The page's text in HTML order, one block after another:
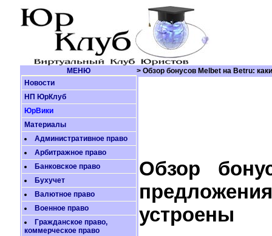
МЕНЮ
> Обзор бонусов Melbet на Betru:
Новости
НП ЮрКлуб
ЮрВики
Материалы
Административное право
Арбитражное право
Банковское право
Бухучет
Валютное право
Военное право
Гражданское право,
коммерческое право
Обзор
устроены